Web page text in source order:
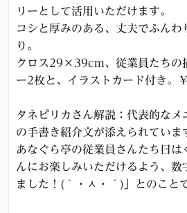
リーとして活用いただけます。
コシと厚みのある、丈夫でふんわ
り。
クロス29×39cm、従業員たちの
ー2枚と、イラストカード付き。
タネピリカさん解説：代表的なメ
の手書き紹介文が添えられていま
あなぐら亭の従業員さんたち曰は
んにお楽しみいただけるよう、数
ました！(｀・ᆺ・´)」とのことで